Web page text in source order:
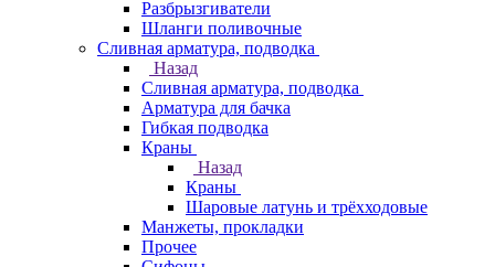
Разбрызгиватели
Шланги поливочные
Сливная арматура, подводка
Назад
Сливная арматура, подводка
Арматура для бачка
Гибкая подводка
Краны
Назад
Краны
Шаровые латунь и трёхходовые
Манжеты, прокладки
Прочее